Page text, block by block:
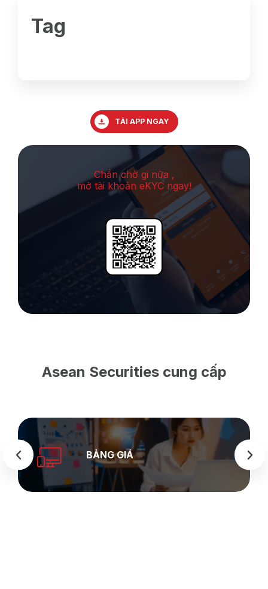
Tag
TẢI APP NGAY
Chần chờ gi nữa ,
mở tài khoản eKYC ngay!
Asean Securities cung cấp
BẢNG GIÁ